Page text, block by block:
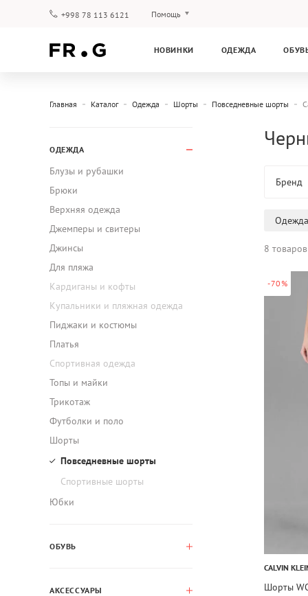
+998 78 113 6121 Помощь
Гарантия
НОВИНКИ ОДЕЖДА
Главная Каталог Одежда Шорты Повседневные шорты
ОДЕЖДА
Блузы и рубашки
Брюки
Верхняя одежда
Джемперы и свитеры
Джинсы
Для пляжа
Кардиганы и кофты
Купальники и пляжная одежда
Пиджаки и костюмы
Платья
Спортивная одежда
Топы и майки
Трикотаж
Футболки и поло
Шорты
Повседневные шорты
Спортивные шорты
Юбки
ОБУВЬ
АКСЕССУАРЫ
Бренд
Одежда
8 товаров
-70%
CALVIN
Шорты